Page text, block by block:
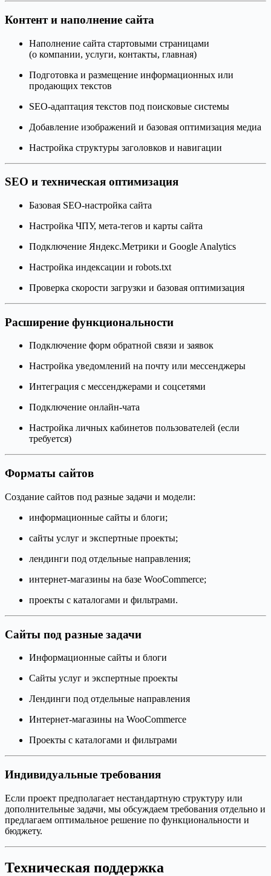
Контент и наполнение сайта
Наполнение сайта стартовыми страницами
(о компании, услуги, контакты, главная)
Подготовка и размещение информационных или
продающих текстов
SEO-адаптация текстов под поисковые системы
Добавление изображений и базовая оптимизация медиа
Настройка структуры заголовков и навигации
SEO и техническая оптимизация
Базовая SEO-настройка сайта
Настройка ЧПУ, мета-тегов и карты сайта
Подключение Яндекс.Метрики и Google Analytics
Настройка индексации и robots.txt
Проверка скорости загрузки и базовая оптимизация
Расширение функциональности
Подключение форм обратной связи и заявок
Настройка уведомлений на почту или мессенджеры
Интеграция с мессенджерами и соцсетями
Подключение онлайн-чата
Настройка личных кабинетов пользователей (если
требуется)
Форматы сайтов
Создание сайтов под разные задачи и модели:
информационные сайты и блоги;
сайты услуг и экспертные проекты;
лендинги под отдельные направления;
интернет-магазины на базе WooCommerce;
проекты с каталогами и фильтрами.
Сайты под разные задачи
Информационные сайты и блоги
Сайты услуг и экспертные проекты
Лендинги под отдельные направления
Интернет-магазины на WooCommerce
Проекты с каталогами и фильтрами
Индивидуальные требования
Если проект предполагает нестандартную структуру или
дополнительные задачи, мы обсуждаем требования отдельно и
предлагаем оптимальное решение по функциональности и
бюджету.
Техническая поддержка